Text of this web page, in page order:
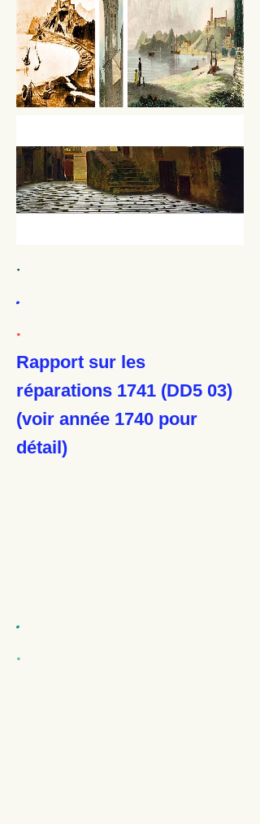
.
.
.
Rapport sur les
réparations 1741 (DD5 03)
(voir année 1740 pour
détail)
.
.